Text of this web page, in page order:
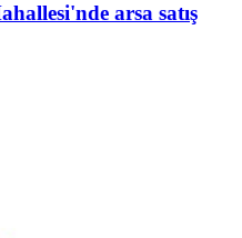
arsa satış